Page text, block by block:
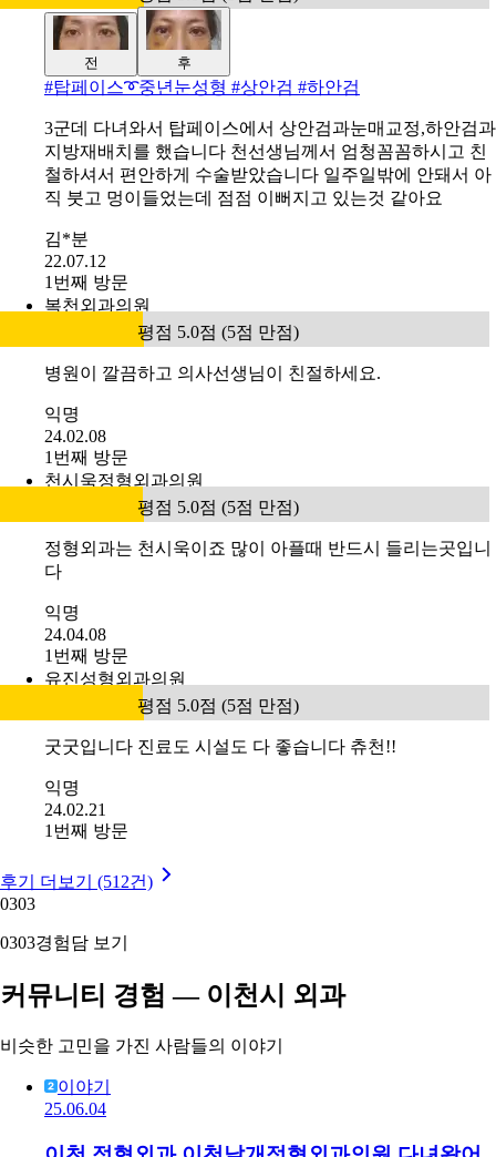
전 후
#탑페이스➰중년눈성형 #상안검 #하안검
3군데 다녀와서 탑페이스에서 상안검과눈매교정,하안검과
지방재배치를 했습니다 천선생님께서 엄청꼼꼼하시고 친
철하셔서 편안하게 수술받았습니다 일주일밖에 안돼서 아
직 붓고 멍이들었는데 점점 이뻐지고 있는것 같아요
김*분
22.07.12
1번째 방문
복천외과의원
평점 5.0점 (5점 만점)
병원이 깔끔하고 의사선생님이 친절하세요.
익명
24.02.08
1번째 방문
천시욱정형외과의원
평점 5.0점 (5점 만점)
정형외과는 천시욱이죠 많이 아플때 반드시 들리는곳입니
다
익명
24.04.08
1번째 방문
유진성형외과의원
평점 5.0점 (5점 만점)
굿굿입니다 진료도 시설도 다 좋습니다 츄천!!
익명
24.02.21
1번째 방문
후기 더보기 (512건)
0303
0303경험담 보기
커뮤니티 경험 — 이천시 외과
비슷한 고민을 가진 사람들의 이야기
이야기
25.06.04